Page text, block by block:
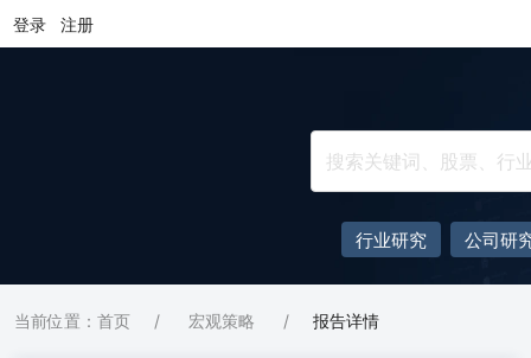
登录 注册
行业研究 公司研
当前位置：首页 / 宏观策略 / 报告详情